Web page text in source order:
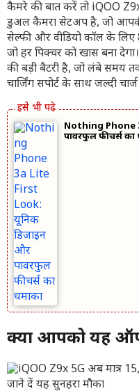
कैमरे की बात करें तो iQOO
डुअल कैमरा सेटअप है, जो आपकी
सेल्फी और वीडियो कॉल के लिए
जो हर पिक्चर को खास बना
की बड़ी बैटरी है, जो लंबे समय
चार्जिंग सपोर्ट के साथ जल्दी
Nothing Phone
पावरफुल फीचर्स का
क्या आपको यह